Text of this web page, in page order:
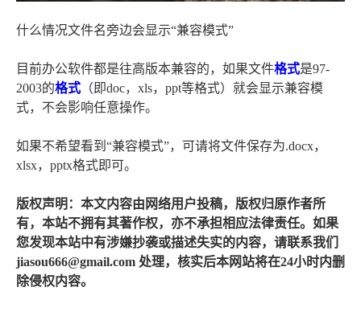
什么情况文件名旁边会显示“兼容模式”
目前办公软件都是往高版本兼容的，如果文件格式是97-
2003的格式 （即doc，xls，ppt等格式）就会显示兼容模
式，不会影响任意操作。
如果不希望看到“兼容模式”，可请将文件保存为.docx，
xlsx，pptx格式即可。
版权声明：本文内容由网络用户投稿，版权归原作者所
有，本站不拥有其著作权，亦不承担相应法律责任。如果
您发现本站中有涉嫌抄袭或描述失实的内容，请联系我们
jiasou666@gmail.com 处理，核实后本网站将在24小时内删
除侵权内容。